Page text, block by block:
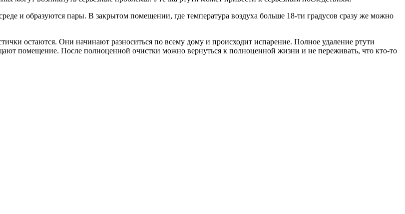
и образуются пары. В закрытом помещении, где температура воздуха больше 18-ти градусов сразу же можно
остаются. Они начинают разноситься по всему дому и происходит испарение. Полное удаление ртути
помещение. После полноценной очистки можно вернуться к полноценной жизни и не переживать, что кто-то